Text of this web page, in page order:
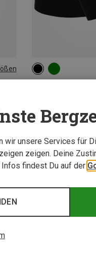
74,95 €
S L
Neu
wir unsere Services für
zeigen. Deine
Infos findest Du auf der